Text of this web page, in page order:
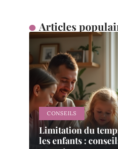
Articles
CONSEILS
Limitation du
les enfants :